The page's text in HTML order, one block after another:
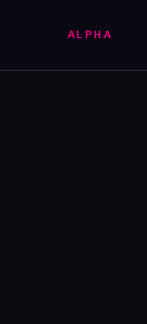
ALPHA